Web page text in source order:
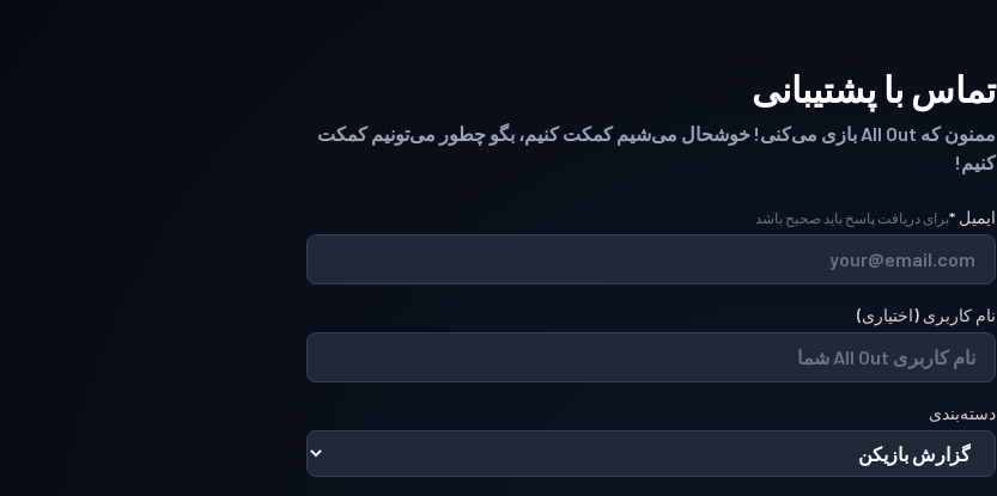
تماس با پشتیبانی
ممنون که All Out بازی می‌کنی! خوشحال می‌شیم کمکت کنیم، بگو چطور می‌تونیم کمکت
کنیم!
ایمیل *برای دریافت پاسخ باید صحیح باشد
نام کاربری (اختیاری)
دسته‌بندی